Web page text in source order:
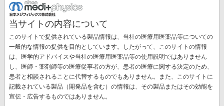
究契約を締結(PDF)
2022年4月11日 お知らせ
「健康経営優良法人2022」認定のお知らせ(PDF)
2022年4月05日
新しいがん治療と期待されるTATのコア原料となるアクチ
ニウム225の小型加速器による治験薬製造スケールでの製
造に世界で初めて成功(PDF)
ペ
ー
当サイトの内容について
このサイトで提供されている製品情報は、当社の医療用医薬品等についての
一般的な情報の提供を目的としています。したがって、このサイトの情報
は、医学的アドバイスや当社の医療用医薬品等の使用説明ではありません
し、医師・薬剤師等の医療従事者の方が、患者の医療に関する決定のため、
患者と相談されることに代替するものでもありません。また、このサイトに
記載されている製品（開発品を含む）の情報は、その製品またはその効能を
宣伝・広告するものではありません。